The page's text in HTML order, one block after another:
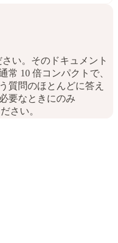
い。そのドキュメント
常 10 倍コンパクトで、
質問のほとんどに答え
要なときにのみ
さい。